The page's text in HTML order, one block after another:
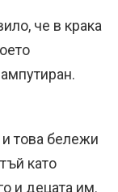
че в крака
това бележи
като
и децата им.